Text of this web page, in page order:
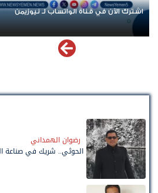
اشترك الآن في قناة الواتساب لـ نيوزيمن
رضوان الهمداني
الحوثي.. شريك في صناعة